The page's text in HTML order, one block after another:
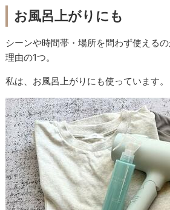
お風呂上がりにも
シーンや時間帯・場所を問わず使える
理由の1つ。
私は、お風呂上がりにも使っています。